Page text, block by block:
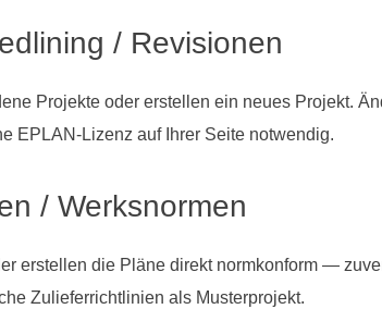
/ Revisionen
Projekte oder erstellen ein neues Projekt.
EPLAN-Lizenz auf Ihrer Seite notwendig.
/ Werksnormen
erstellen die Pläne direkt normkonform —
Zulieferrichtlinien als Musterprojekt.